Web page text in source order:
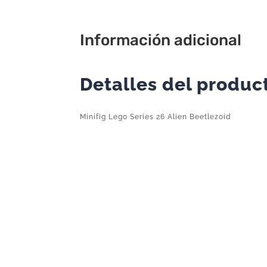
Información adicional
Detalles del
Minifig Lego Series 26 Alien Beetlezoid